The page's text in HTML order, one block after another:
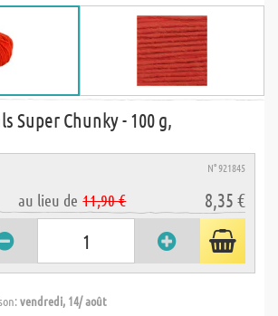
Super Chunky - 100 g,
N° 921845
au lieu de 11,90 € 8,35 €
vendredi, 14/ août